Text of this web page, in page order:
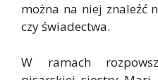
można na niej znaleźć
czy świadectwa.
W ramach